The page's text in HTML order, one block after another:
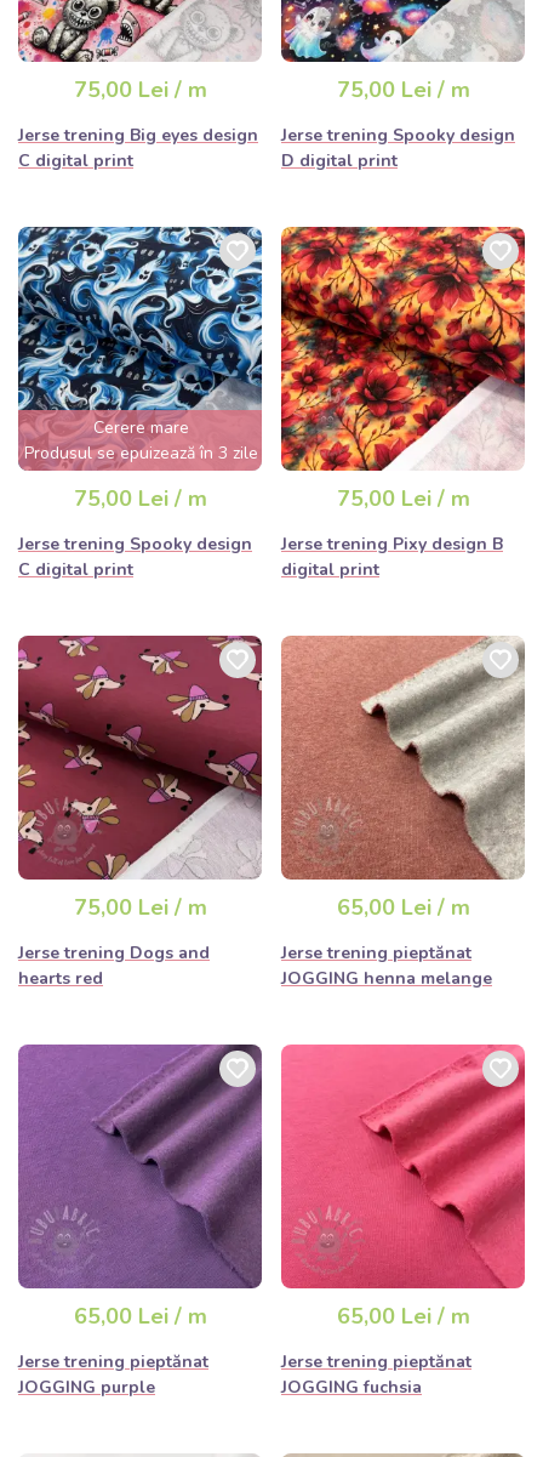
75,00 Lei / m
Jerse trening Big eyes design
C digital print
75,00 Lei / m
Jerse trening Spooky design
D digital print
Cerere mare
Produsul se epuizează în 3 zile
75,00 Lei / m
Jerse trening Spooky design
C digital print
75,00 Lei / m
Jerse trening Pixy design B
digital print
75,00 Lei / m
Jerse trening Dogs and
hearts red
65,00 Lei / m
Jerse trening pieptănat
JOGGING henna melange
65,00 Lei / m
Jerse trening pieptănat
JOGGING purple
65,00 Lei / m
Jerse trening pieptănat
JOGGING fuchsia